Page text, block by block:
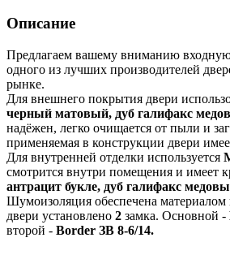
Описание
Предлагаем вашему вниманию
одного из лучших производителей
рынке.
Для внешнего покрытия двери
черный матовый, дуб галифакс
надёжен, легко очищается от пыли и
применяемая в конструкции двери
Для внутренней отделки используется
смотрится внутри помещения и имеет
антрацит букле, дуб галифакс
Шумоизоляция обеспечена материалом
двери установлено 2 замка. Основной -
второй - Border ЗВ 8-6/14.